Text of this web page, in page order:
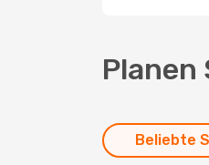
Planen
Beliebte